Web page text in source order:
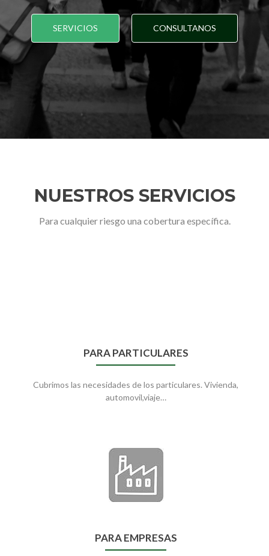
SERVICIOS CONSULTANOS
NUESTROS SERVICIOS
Para cualquier riesgo una cobertura específica.
PARA PARTICULARES
Cubrimos las necesidades de los particulares. Vivienda,
automovil,viaje…
PARA EMPRESAS